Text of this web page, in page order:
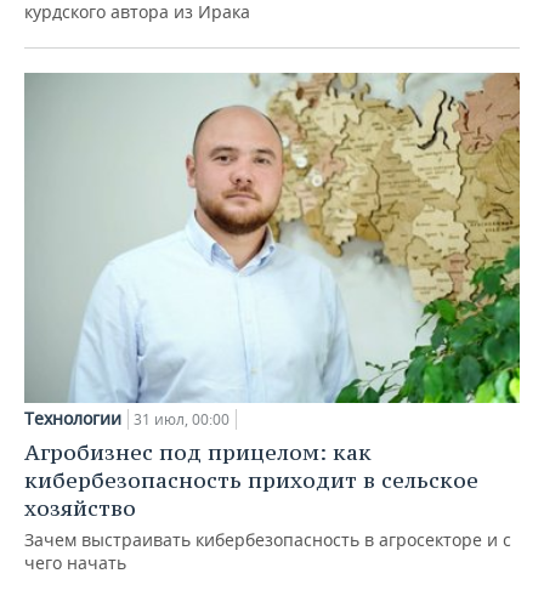
курдского автора из Ирака
Технологии 31 июл, 00:00
Агробизнес под прицелом: как
кибербезопасность приходит в сельское
хозяйство
Зачем выстраивать кибербезопасность в агросекторе и с
чего начать